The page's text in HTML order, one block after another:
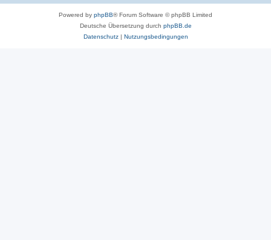
Powered by phpBB® Forum Software © phpBB Limited
Deutsche Übersetzung durch phpBB.de
Datenschutz| Nutzungsbedingungen